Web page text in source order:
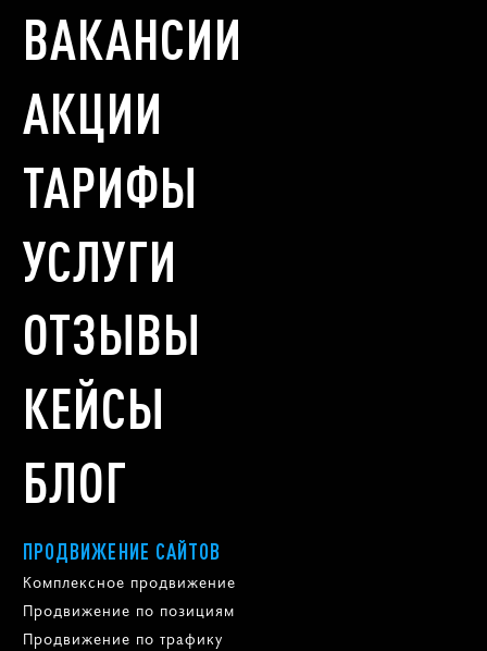
ВАКАНСИИ
АКЦИИ
ТАРИФЫ
УСЛУГИ
ОТЗЫВЫ
КЕЙСЫ
БЛОГ
ПРОДВИЖЕНИЕ САЙТОВ
Комплексное продвижение
Продвижение по позициям
Продвижение по трафику